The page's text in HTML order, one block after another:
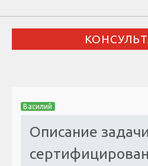
Василий
Описание